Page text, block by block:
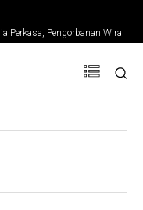
Perkasa, Pengorbanan Wira